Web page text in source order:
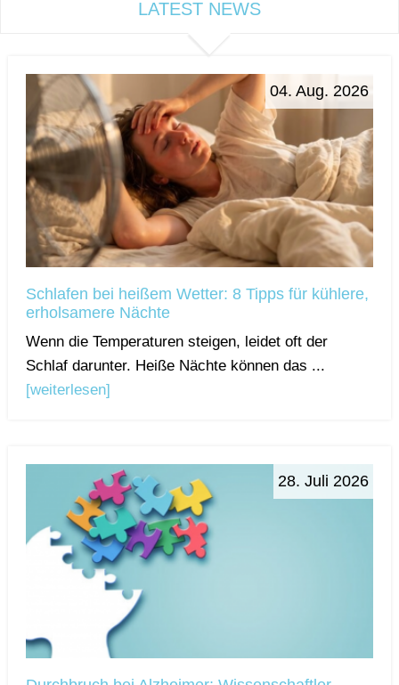
LATEST NEWS
04. Aug. 2026
Schlafen bei heißem Wetter: 8 Tipps für kühlere,
erholsamere Nächte
Wenn die Temperaturen steigen, leidet oft der
Schlaf darunter. Heiße Nächte können das ...
[weiterlesen]
28. Juli 2026